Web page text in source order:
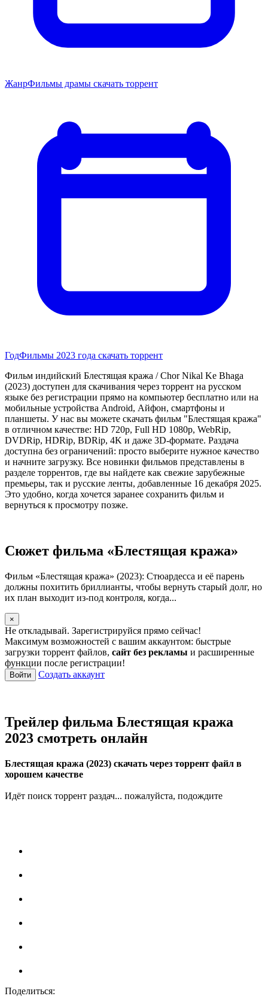
ЖанрФильмы драмы скачать торрент
ГодФильмы 2023 года скачать торрент
Фильм индийский Блестящая кража / Chor Nikal Ke Bhaga
(2023) доступен для скачивания через торрент на русском
языке без регистрации прямо на компьютер бесплатно или на
мобильные устройства Android, Айфон, смартфоны и
планшеты. У нас вы можете скачать фильм "Блестящая кража"
в отличном качестве: HD 720p, Full HD 1080p, WebRip,
DVDRip, HDRip, BDRip, 4K и даже 3D-формате. Раздача
доступна без ограничений: просто выберите нужное качество
и начните загрузку. Все новинки фильмов представлены в
разделе торрентов, где вы найдете как свежие зарубежные
премьеры, так и русские ленты, добавленные 16 декабря 2025.
Это удобно, когда хочется заранее сохранить фильм и
вернуться к просмотру позже.
Сюжет фильма «Блестящая кража»
Фильм «Блестящая кража» (2023): Стюардесса и её парень
должны похитить бриллианты, чтобы вернуть старый долг, но
их план выходит из-под контроля, когда...
×
Не откладывай. Зарегистрируйся прямо сейчас!
Максимум возможностей с вашим аккаунтом: быстрые
загрузки торрент файлов, сайт без рекламы и расширенные
функции после регистрации!
Войти Создать аккаунт
Трейлер фильма Блестящая кража
2023 смотреть онлайн
Блестящая кража (2023) скачать через торрент файл в
хорошем качестве
Идёт поиск торрент раздач... пожалуйста, подождите
Поделиться: